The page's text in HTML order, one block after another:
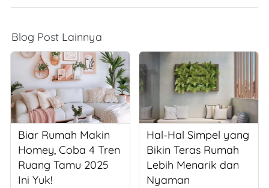
Blog Post Lainnya
Biar Rumah Makin
Homey, Coba 4 Tren
Ruang Tamu 2025
Ini Yuk!
Hal-Hal Simpel yang
Bikin Teras Rumah
Lebih Menarik dan
Nyaman